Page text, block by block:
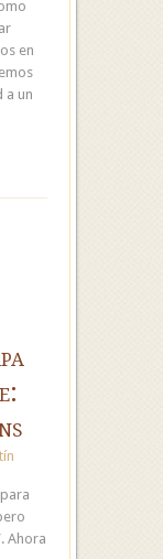
en
a un
Ahora